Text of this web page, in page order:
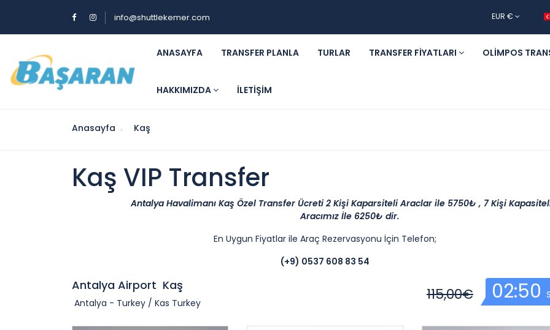
info@shuttlekemer.com EUR €
ANASAYFA TRANSFER PLANLA TURLAR TRANSFER FIYATLARI OLIMPOS
HAKKIMIZDA İLETIŞIM
Anasayfa Kaş
Kaş VIP Transfer
Antalya Havalimanı Kaş Özel Transfer Ücreti 2 Kişi Kaparsiteli Araclar ile 5750₺ , 7 Kişi
Aracımız İle 6250₺ dir.
En Uygun Fiyatlar ile Araç Rezervasyonu İçin Telefon;
(+9) 0537 608 83 54
Antalya Airport Kaş
Antalya - Turkey / Kas Turkey 115,00€ 02:50